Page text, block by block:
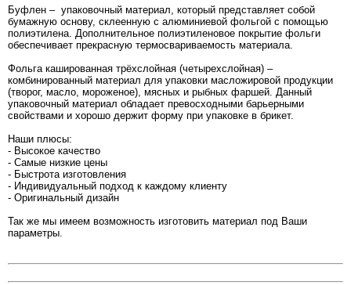
Буфлен – упаковочный материал, который представляет собой
бумажную основу, склеенную с алюминиевой фольгой с помощью
полиэтилена. Дополнительное полиэтиленовое покрытие фольги
обеспечивает прекрасную термосвариваемость материала.
Фольга кашированная трёхслойная (четырехслойная) –
комбинированный материал для упаковки масложировой продукции
(творог, масло, мороженое), мясных и рыбных фаршей. Данный
упаковочный материал обладает превосходными барьерными
свойствами и хорошо держит форму при упаковке в брикет.
Наши плюсы:
- Высокое качество
- Самые низкие цены
- Быстрота изготовления
- Индивидуальный подход к каждому клиенту
- Оригинальный дизайн
Так же мы имеем возможность изготовить материал под Ваши
параметры.